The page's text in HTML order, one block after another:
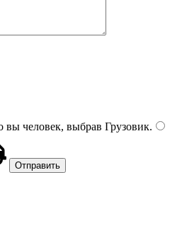
вы человек, выбрав Грузовик.